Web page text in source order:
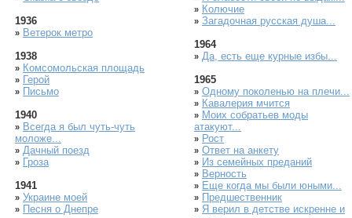
1936
» Ветерок метро
1938
» Комсомольская площадь
» Герой
» Письмо
1940
» Всегда я был чуть-чуть
моложе...
» Дачный поезд
» Гроза
1941
» Украине моей
» Песня о Днепре
» Колючие
» Загадочная русская душа...
1964
» Да, есть еще курные избы...
1965
» Одному поколенью на плечи...
» Кавалерия мчится
» Моих собратьев моды
атакуют...
» Рост
» Ответ на анкету
» Из семейных преданий
» Верность
» Еще когда мы были юными...
» Предшественник
» Я верил в детстве искренне и